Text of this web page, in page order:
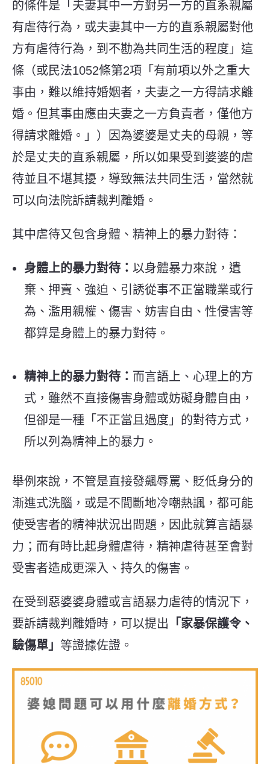
的條件是「夫妻其中一方對另一方的直系親屬
有虐待行為，或夫妻其中一方的直系親屬對他
方有虐待行為，到不勘為共同生活的程度」這
條（或民法1052條第2項「有前項以外之重大
事由，難以維持婚姻者，夫妻之一方得請求離
婚。但其事由應由夫妻之一方負責者，僅他方
得請求離婚。」）因為婆婆是丈夫的母親，等
於是丈夫的直系親屬，所以如果受到婆婆的虐
待並且不堪其擾，導致無法共同生活，當然就
可以向法院訴請裁判離婚。
其中虐待又包含身體、精神上的暴力對待：
身體上的暴力對待： 以身體暴力來說，遺
棄、押賣、強迫、引誘從事不正當職業或行
為、濫用親權、傷害、妨害自由、性侵害等
都算是身體上的暴力對待。
精神上的暴力對待： 而言語上、心理上的方
式，雖然不直接傷害身體或妨礙身體自由，
但卻是一種「不正當且過度」的對待方式，
所以列為精神上的暴力。
舉例來說，不管是直接發飆辱罵、貶低身分的
漸進式洗腦，或是不間斷地冷嘲熱諷，都可能
使受害者的精神狀況出問題，因此就算言語暴
力；而有時比起身體虐待，精神虐待甚至會對
受害者造成更深入、持久的傷害。
在受到惡婆婆身體或言語暴力虐待的情況下，
要訴請裁判離婚時，可以提出 「家暴保護令、
驗傷單」 等證據佐證。